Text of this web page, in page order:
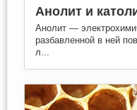
Анолит и
Анолит —
разбавленной в ней
л...